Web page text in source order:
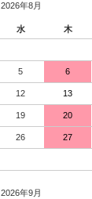
2026年8月
水 木
5 6
12 13
19 20
26 27
2026年9月